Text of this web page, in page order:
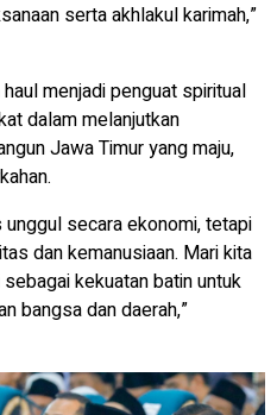
serta akhlakul karimah,”
menjadi penguat spiritual
dalam melanjutkan
Jawa Timur yang maju,
unggul secara ekonomi, tetapi
dan kemanusiaan. Mari kita
kekuatan batin untuk
bangsa dan daerah,”